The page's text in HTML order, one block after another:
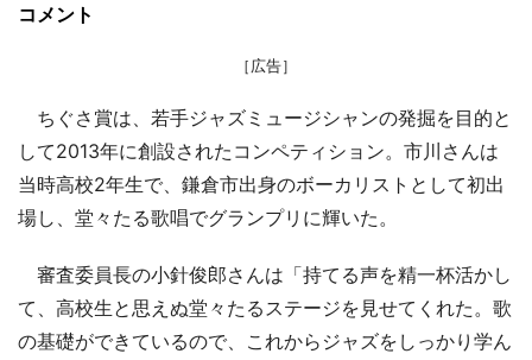
コメント
［広告］
ちぐさ賞は、若手ジャズミュージシャンの発掘を目的と
して2013年に創設されたコンペティション。市川さんは
当時高校2年生で、鎌倉市出身のボーカリストとして初出
場し、堂々たる歌唱でグランプリに輝いた。
審査委員長の小針俊郎さんは「持てる声を精一杯活かし
て、高校生と思えぬ堂々たるステージを見せてくれた。歌
の基礎ができているので、これからジャズをしっかり学ん